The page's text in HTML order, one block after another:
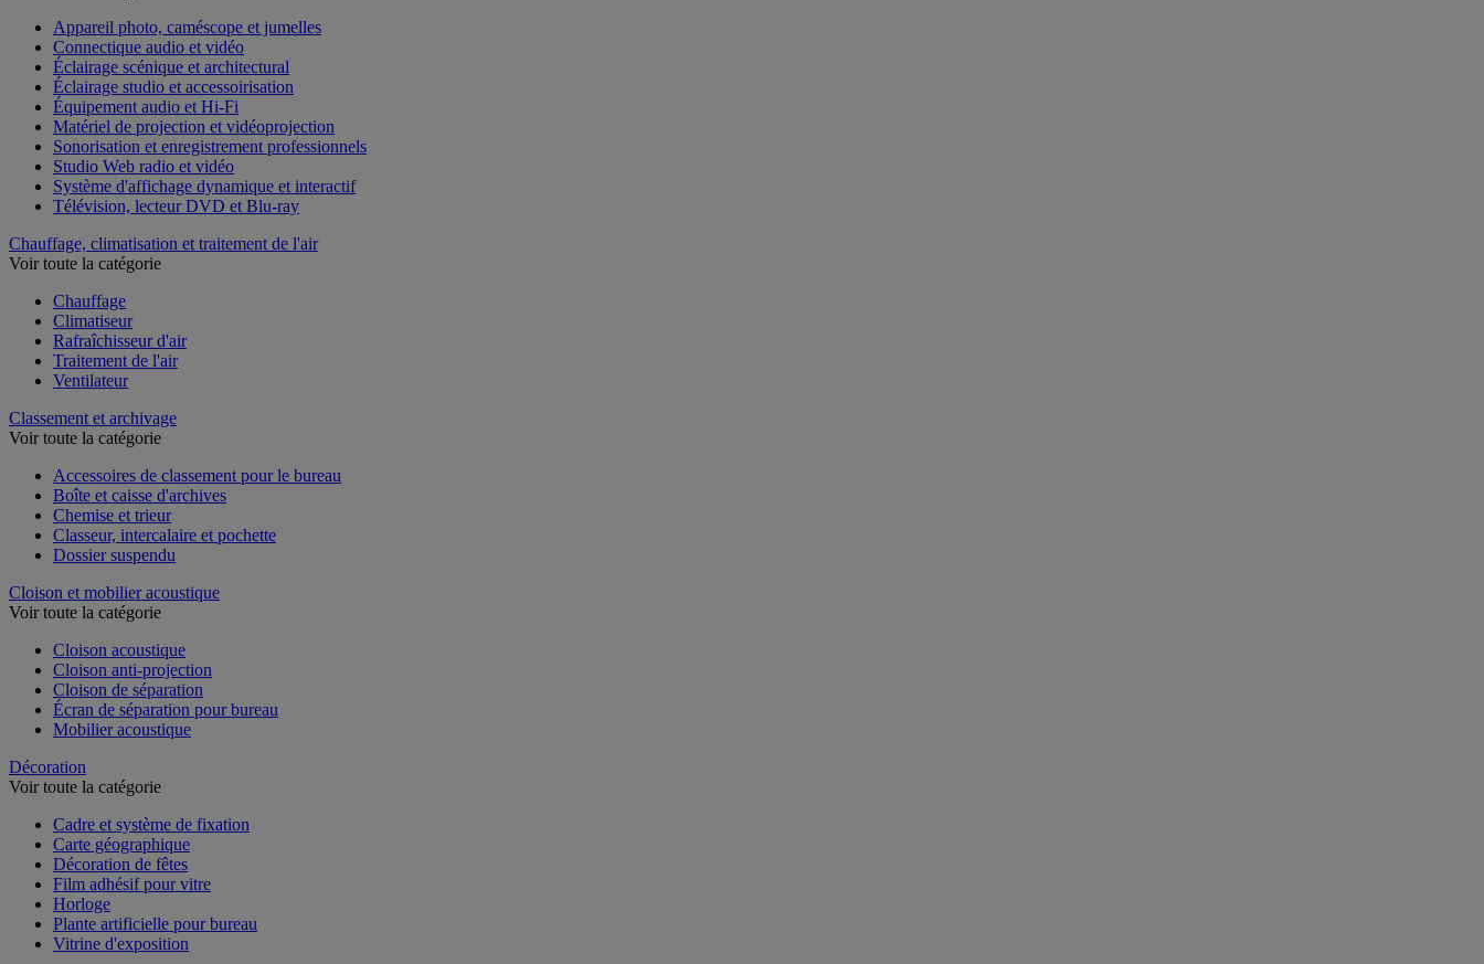
Appareil photo, caméscope et jumelles
Connectique audio et vidéo
Éclairage scénique et architectural
Éclairage studio et accessoirisation
Équipement audio et Hi-Fi
Matériel de projection et vidéoprojection
Sonorisation et enregistrement professionnels
Studio Web radio et vidéo
Système d'affichage dynamique et interactif
Télévision, lecteur DVD et Blu-ray
Chauffage, climatisation et traitement de l'air
Voir toute la catégorie
Chauffage
Climatiseur
Rafraîchisseur d'air
Traitement de l'air
Ventilateur
Classement et archivage
Voir toute la catégorie
Accessoires de classement pour le bureau
Boîte et caisse d'archives
Chemise et trieur
Classeur, intercalaire et pochette
Dossier suspendu
Cloison et mobilier acoustique
Voir toute la catégorie
Cloison acoustique
Cloison anti-projection
Cloison de séparation
Écran de séparation pour bureau
Mobilier acoustique
Décoration
Voir toute la catégorie
Cadre et système de fixation
Carte géographique
Décoration de fêtes
Film adhésif pour vitre
Horloge
Plante artificielle pour bureau
Vitrine d'exposition